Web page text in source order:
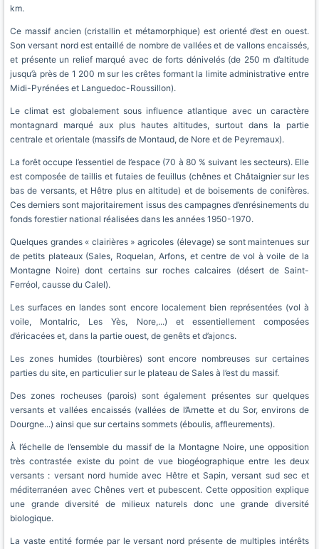
km.
Ce massif ancien (cristallin et métamorphique) est orienté d’est en ouest.
Son versant nord est entaillé de nombre de vallées et de vallons encaissés,
et présente un relief marqué avec de forts dénivelés (de 250 m d’altitude
jusqu’à près de 1 200 m sur les crêtes formant la limite administrative entre
Midi-Pyrénées et Languedoc-Roussillon).
Le climat est globalement sous influence atlantique avec un caractère
montagnard marqué aux plus hautes altitudes, surtout dans la partie
centrale et orientale (massifs de Montaud, de Nore et de Peyremaux).
La forêt occupe l’essentiel de l’espace (70 à 80 % suivant les secteurs). Elle
est composée de taillis et futaies de feuillus (chênes et Châtaignier sur les
bas de versants, et Hêtre plus en altitude) et de boisements de conifères.
Ces derniers sont majoritairement issus des campagnes d’enrésinements du
fonds forestier national réalisées dans les années 1950-1970.
Quelques grandes « clairières » agricoles (élevage) se sont maintenues sur
de petits plateaux (Sales, Roquelan, Arfons, et centre de vol à voile de la
Montagne Noire) dont certains sur roches calcaires (désert de Saint-
Ferréol, causse du Calel).
Les surfaces en landes sont encore localement bien représentées (vol à
voile, Montalric, Les Yès, Nore,...) et essentiellement composées
d’éricacées et, dans la partie ouest, de genêts et d’ajoncs.
Les zones humides (tourbières) sont encore nombreuses sur certaines
parties du site, en particulier sur le plateau de Sales à l’est du massif.
Des zones rocheuses (parois) sont également présentes sur quelques
versants et vallées encaissés (vallées de l’Arnette et du Sor, environs de
Dourgne...) ainsi que sur certains sommets (éboulis, affleurements).
À l’échelle de l’ensemble du massif de la Montagne Noire, une opposition
très contrastée existe du point de vue biogéographique entre les deux
versants : versant nord humide avec Hêtre et Sapin, versant sud sec et
méditerranéen avec Chênes vert et pubescent. Cette opposition explique
une grande diversité de milieux naturels donc une grande diversité
biologique.
La vaste entité formée par le versant nord présente de multiples intérêts